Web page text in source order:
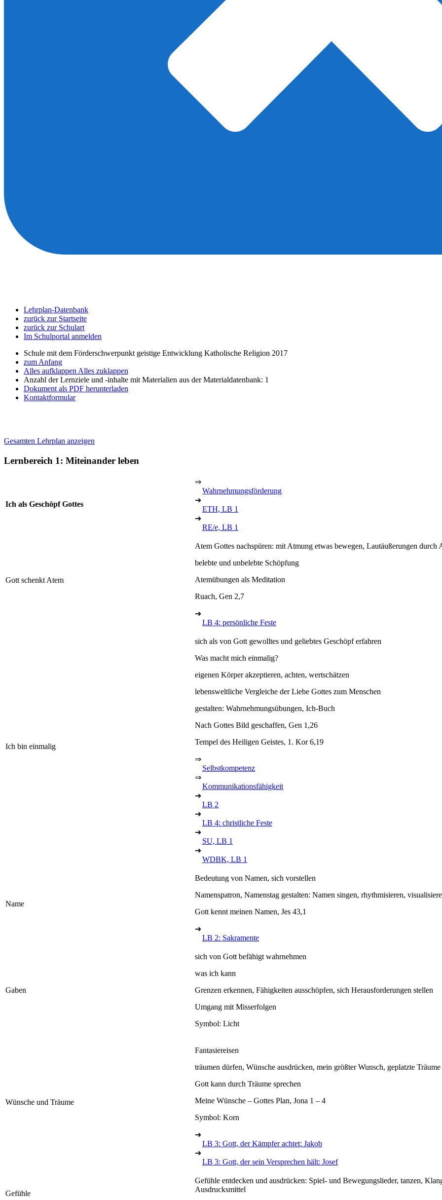
Lehrplan-Datenbank
zurück zur Startseite
zurück zur Schulart
Im Schulportal anmelden
Schule mit dem Förderschwerpunkt geistige Entwicklung Katholische Religion 2017
zum Anfang
Alles aufklappen Alles zuklappen
Anzahl der Lernziele und -inhalte mit Materialien aus der Materialdatenbank: 1
Dokument als PDF herunterladen
Kontaktformular
Gesamten Lehrplan anzeigen
Lernbereich 1: Miteinander leben
Ich als Geschöpf Gottes
⇒
Wahrnehmungsförderung
➔
ETH, LB 1
➔
RE/e, LB 1
Gott schenkt Atem
Atem Gottes nachspüren: mit Atmung etwas bewegen, Lautäußerungen durch
belebte und unbelebte Schöpfung
Atemübungen als Meditation
Ruach, Gen 2,7
➔
LB 4: persönliche Feste
Ich bin einmalig
sich als von Gott gewolltes und geliebtes Geschöpf erfahren
Was macht mich einmalig?
eigenen Körper akzeptieren, achten, wertschätzen
lebensweltliche Vergleiche der Liebe Gottes zum Menschen
gestalten: Wahrnehmungsübungen, Ich-Buch
Nach Gottes Bild geschaffen, Gen 1,26
Tempel des Heiligen Geistes, 1. Kor 6,19
⇒
Selbstkompetenz
⇒
Kommunikationsfähigkeit
➔
LB 2
➔
LB 4: christliche Feste
➔
SU, LB 1
➔
WDBK, LB 1
Name
Bedeutung von Namen, sich vorstellen
Namenspatron, Namenstag gestalten: Namen singen, rhythmisieren,
Gott kennt meinen Namen, Jes 43,1
➔
LB 2: Sakramente
Gaben
sich von Gott befähigt wahrnehmen
was ich kann
Grenzen erkennen, Fähigkeiten ausschöpfen, sich Herausforderungen stellen
Umgang mit Misserfolgen
Symbol: Licht
Wünsche und Träume
Fantasiereisen
träumen dürfen, Wünsche ausdrücken, mein größter Wunsch, geplatzte Träume
Gott kann durch Träume sprechen
Meine Wünsche – Gottes Plan, Jona 1 – 4
Symbol: Korn
➔
LB 3: Gott, der Kämpfer achtet: Jakob
➔
LB 3: Gott, der sein Versprechen hält: Josef
Gefühle
Gefühle entdecken und ausdrücken: Spiel- und Bewegungslieder, tanzen,
Ausdrucksmittel